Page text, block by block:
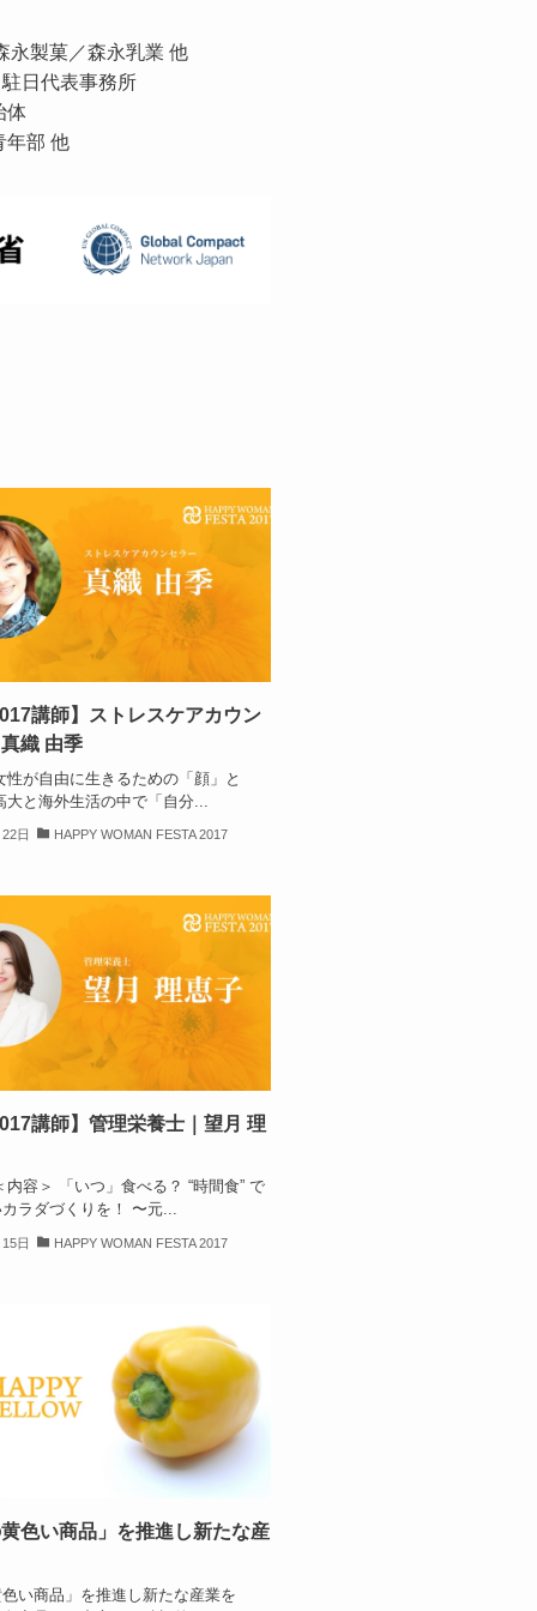
永製菓／森永乳業 他
日代表事務所
体
年部 他
講師】ストレスケアカウン
織 由季
性が自由に生きるための「顔」と
と海外生活の中で「自分...
日 HAPPY WOMAN FESTA 2017
講師】管理栄養士｜望月 理
内容＞ 「いつ」食べる？ “時間食” で
ラダづくりを！ 〜元...
日 HAPPY WOMAN FESTA 2017
色い商品」を推進し新たな産
い商品」を推進し新たな産業を